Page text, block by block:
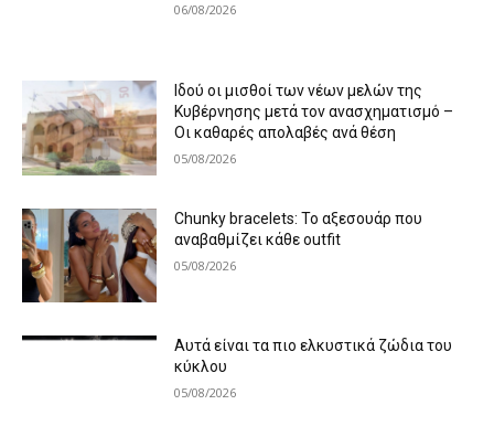
06/08/2026
Ιδού οι μισθοί των νέων μελών της
Κυβέρνησης μετά τον ανασχηματισμό –
Οι καθαρές απολαβές ανά θέση
05/08/2026
Chunky bracelets: Το αξεσουάρ που
αναβαθμίζει κάθε outfit
05/08/2026
Αυτά είναι τα πιο ελκυστικά ζώδια του
κύκλου
05/08/2026